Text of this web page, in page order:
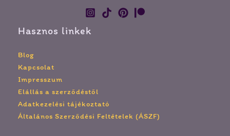
Hasznos linkek
Blog
Kapcsolat
Impresszum
Elállás a szerződéstől
Adatkezelési tájékoztató
Általános Szerződési Feltételek (ÁSZF)